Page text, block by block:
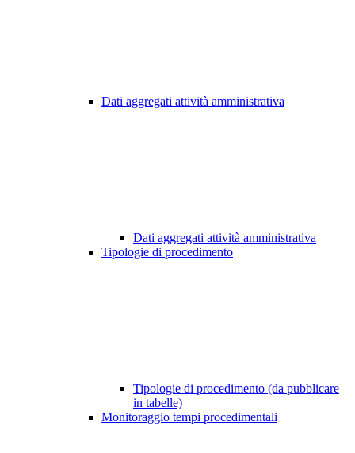
Dati aggregati attività amministrativa
Dati aggregati attività amministrativa
Tipologie di procedimento
Tipologie di procedimento (da pubblicare
in tabelle)
Monitoraggio tempi procedimentali